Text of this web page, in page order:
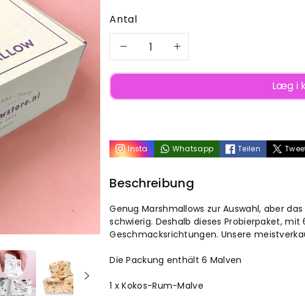
Antal
Formindsk
Probierbox
Marshmallows
Øg
Probierbox
Marshmallows
Læg i
Insta Whatsapp Teilen
Beschreibung
Genug Marshmallows zur Auswahl, aber
schwierig. Deshalb dieses Probierpaket,
Geschmacksrichtungen. Unsere
Die Packung enthält 6 Malven
1 x Kokos-Rum-Malve